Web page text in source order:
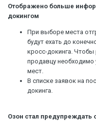
Отображено больше
докингом
При выборе места
будут ехать до
кросс-докинга. Чтобы
продавцу необходимо
мест.
В списке заявок на
докинга.
Озон стал предупреждать